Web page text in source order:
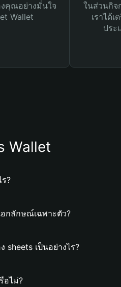
คุณอย่างมั่นใจ
Wallet
ในส่วนกิจ
เราได้
ประ
Wallet
?
อกลักษณ์เฉพาะตัว?
sheets เป็นอย่างไร?
อไม่?